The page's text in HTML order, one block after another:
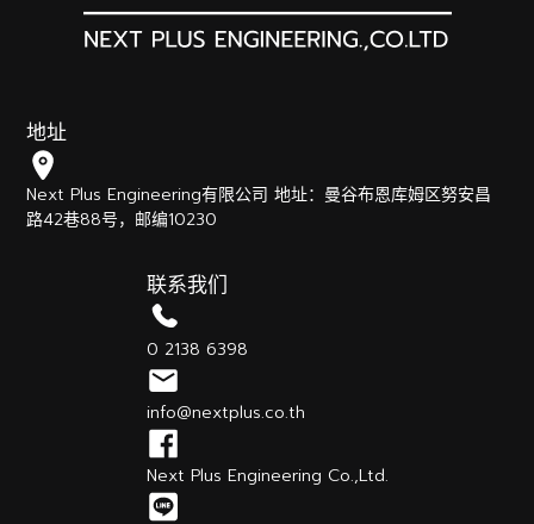
地址
Next Plus Engineering有限公司 地址：曼谷布恩库姆区努安昌
路42巷88号，邮编10230
联系我们
0 2138 6398
info@nextplus.co.th
Next Plus Engineering Co.,Ltd.